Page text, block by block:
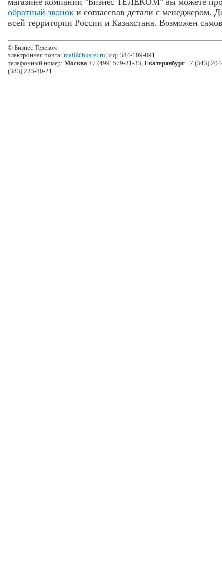
магазине компании "Бизнес ТЕЛЕКОМ" вы можете
обратный звонок и согласовав детали с менеджером.
всей территории России и Казахстана. Возможен
© Бизнес Телеком
электронная почта: mail@bustel.ru, icq: 384-109-891
телефонный номер: Москва +7 (499) 579-31-33, Екатеринбург +7 (343)
(383) 233-80-21